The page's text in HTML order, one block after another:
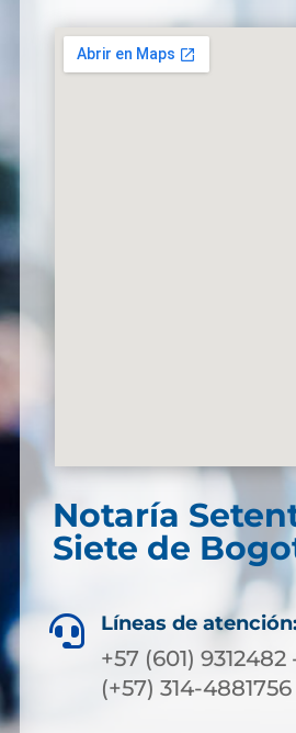
Notaría
Siete de
 Líneas de atención:
+57 (601) 9312482
(+57) 314-4881756